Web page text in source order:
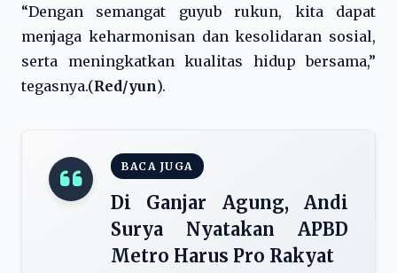
“Dengan semangat guyub rukun, kita dapat
menjaga keharmonisan dan kesolidaran sosial,
serta meningkatkan kualitas hidup bersama,”
tegasnya.(Red/yun).
BACA JUGA
Di Ganjar Agung, Andi
Surya Nyatakan APBD
Metro Harus Pro Rakyat